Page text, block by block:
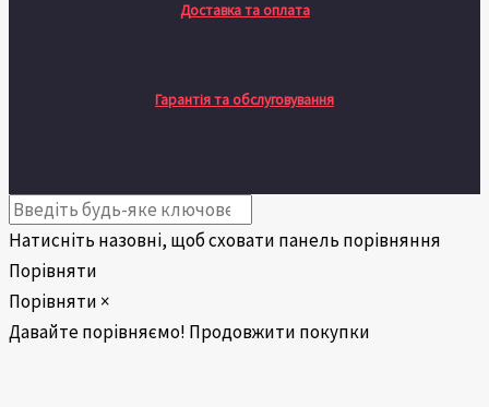
Доставка та оплата
Гарантія та обслуговування
Натисніть назовні, щоб сховати панель порівняння
Порівняти
Порівняти ×
Давайте порівняємо! Продовжити покупки